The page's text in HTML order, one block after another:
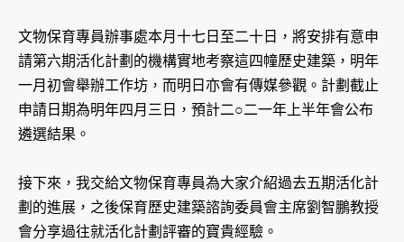
文物保育專員辦事處本月十七日至二十日，將安排有意申
請第六期活化計劃的機構實地考察這四幢歷史建築，明年
一月初會舉辦工作坊，而明日亦會有傳媒參觀。計劃截止
申請日期為明年四月三日，預計二○二一年上半年會公布
遴選結果。
接下來，我交給文物保育專員為大家介紹過去五期活化計
劃的進展，之後保育歷史建築諮詢委員會主席劉智鵬教授
會分享過往就活化計劃評審的寶貴經驗。